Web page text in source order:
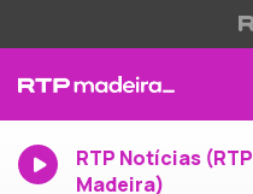
RTP Notícias (RTP
Madeira)